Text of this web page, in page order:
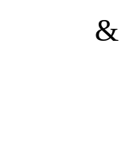
&